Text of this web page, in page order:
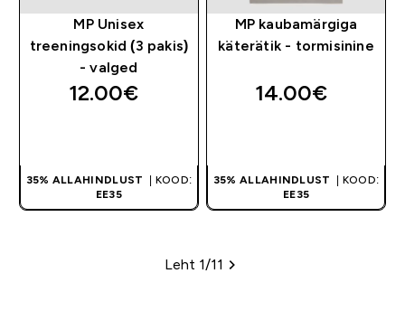
MP Unisex
treeningsokid (3 pakis)
- valged
12.00€‎
35% ALLAHINDLUST
| KOOD:
EE35
MP kaubamärgiga
käterätik - tormisinine
14.00€‎
35% ALLAHINDLUST
| KOOD:
EE35
Leheküljed
Leht 1/11